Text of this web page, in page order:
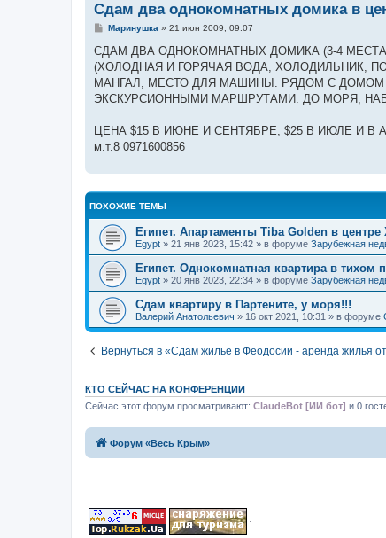
Сдам два однокомнатных домика в
С
о
б
щ
е
и
Маринушка » 21 июн 2009, 09:07
СДАМ ДВА ОДНОКОМНАТНЫХ ДОМИКА (3-4
(ХОЛОДНАЯ И ГОРЯЧАЯ ВОДА, ХОЛОДИЛЬНИК,
МАНГАЛ, МЕСТО ДЛЯ МАШИНЫ. РЯДОМ С ДОМОМ
ЭКСКУРСИОННЫМИ МАРШРУТАМИ. ДО МОРЯ,
ЦЕНА $15 В ИЮНЕ И СЕНТЯБРЕ, $25 В ИЮЛЕ И В
м.т.8 0971600856
ПОХОЖИЕ ТЕМЫ
Египет. Апартаменты Tiba Golden в центре
Egypt » 21 янв 2023, 15:42 » в форуме Зарубежная
Египет. Однокомнатная квартира в тихом
Egypt » 20 янв 2023, 22:34 » в форуме Зарубежная
Сдам квартиру в Партените, у моря!!!
Валерий Анатольевич » 16 окт 2021, 10:31 » в форуме
Вернуться в «Сдам жилье в Феодосии - аренда жилья
КТО СЕЙЧАС НА КОНФЕРЕНЦИИ
Сейчас этот форум просматривают: ClaudeBot [ИИ бот] и 0
Форум «Весь Крым»